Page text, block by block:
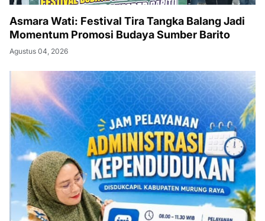
Asmara Wati: Festival Tira Tangka Balang Jadi
Momentum Promosi Budaya Sumber Barito
Agustus 04, 2026